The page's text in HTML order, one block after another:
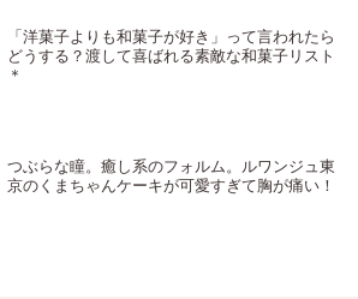
「洋菓子よりも和菓子が好き」って言われたら
どうする？渡して喜ばれる素敵な和菓子リスト
＊
つぶらな瞳。癒し系のフォルム。ルワンジュ東
京のくまちゃんケーキが可愛すぎて胸が痛い！